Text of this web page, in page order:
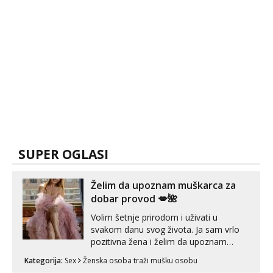
SUPER OGLASI
Želim da upoznam muškarca za
dobar provod 💋🌺
Volim šetnje prirodom i uživati u
svakom danu svog života. Ja sam vrlo
pozitivna žena i želim da upoznam
može i nešto više.💋🌺 Klikni na link
Kategorija: Sex Ženska osoba traži mušku osobu